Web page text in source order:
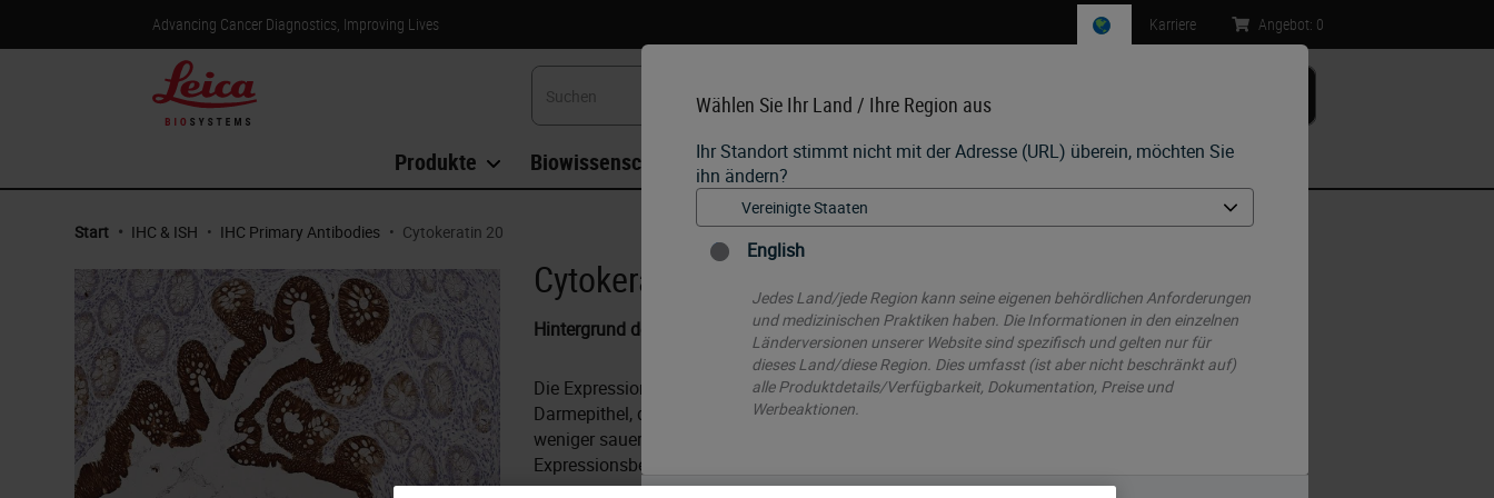
Advancing Cancer Diagnostics, Improving Lives
Wählen Sie Ihr Land / Ihre Region aus
Ihr Standort stimmt nicht mit der Adresse (URL) überein, möchten Sie
ihn ändern?
English
Jedes Land/jede Region kann seine eigenen behördlichen Anforderungen
und medizinischen Praktiken haben. Die Informationen in den einzelnen
Länderversionen unserer Website sind spezifisch und gelten nur für
dieses Land/diese Region. Dies umfasst (ist aber nicht beschränkt auf)
alle Produktdetails/Verfügbarkeit, Dokumentation, Preise und
Werbeaktionen.
Karriere Angebot: 0
Produkte Biowissenschaften Weiterbildung Beratung Kontakt
Start • IHC & ISH • IHC Primary Antibodies • Cytokeratin 20
Cytokeratin 20
Hintergrund des Antigens
Die Expression von Cytokeratin 20 beschränkt sich nahezu ausschließlich auf das Magen- und
Darmepithel, das Harnwegsepithel und die Merkel’schen Tastzellen der Haut. Cytokeratin 20 ist
weniger sauer als die übrigen Cytokeratine vom Typ I und aufgrund seines beschränkten
Expressionsbereichs von besonderem Interesse.